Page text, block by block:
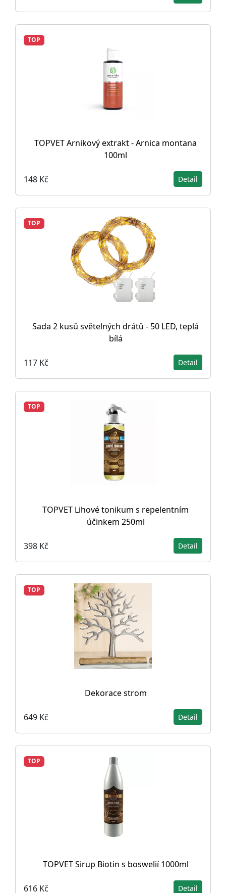
TOP
TOPVET Arnikový extrakt - Arnica montana
100ml
148 Kč Detail
TOP
Sada 2 kusů světelných drátů - 50 LED, teplá
bílá
117 Kč Detail
TOP
TOPVET Lihové tonikum s repelentním
účinkem 250ml
398 Kč Detail
TOP
Dekorace strom
649 Kč Detail
TOP
TOPVET Sirup Biotin s boswelií 1000ml
616 Kč Detail